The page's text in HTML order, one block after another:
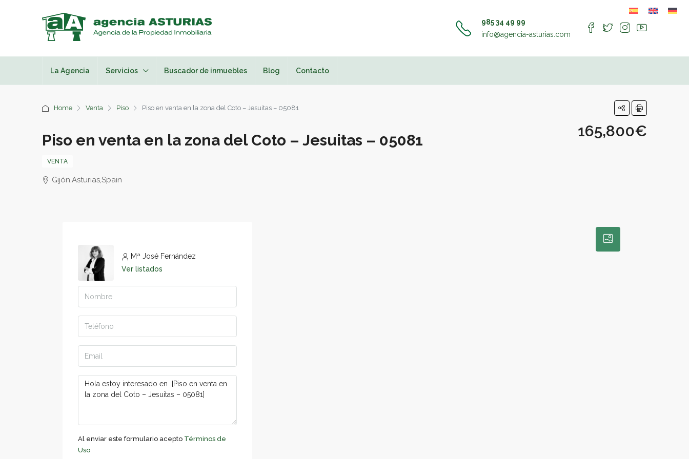
985 34 49 99
info@agencia-asturias.com
La Agencia Servicios Buscador de inmuebles Blog Contacto
Home Venta Piso Piso en venta en la zona del Coto – Jesuitas – 05081
Piso en venta en la zona del Coto – Jesuitas – 05081
165,800€
VENTA
Gijón,Asturias,Spain
Mª José Fernández
Ver listados
Al enviar este formulario acepto Términos de
Uso